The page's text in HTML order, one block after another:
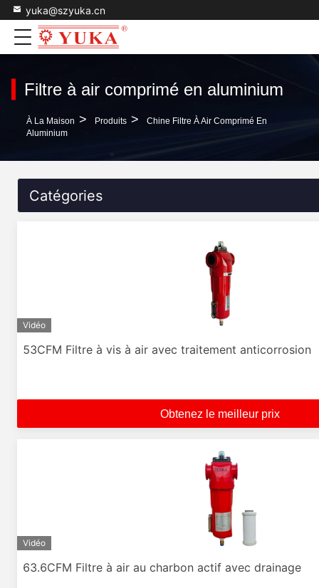
yuka@szyuka.cn
Filtre à air comprimé en aluminium
À La Maison > Produits >
Chine Filtre À Air Comprimé En
Aluminium
Catégories
Vidéo
53CFM Filtre à vis à air avec traitement anticorrosion
Obtenez le meilleur prix
Vidéo
63.6CFM Filtre à air au charbon actif avec drainage